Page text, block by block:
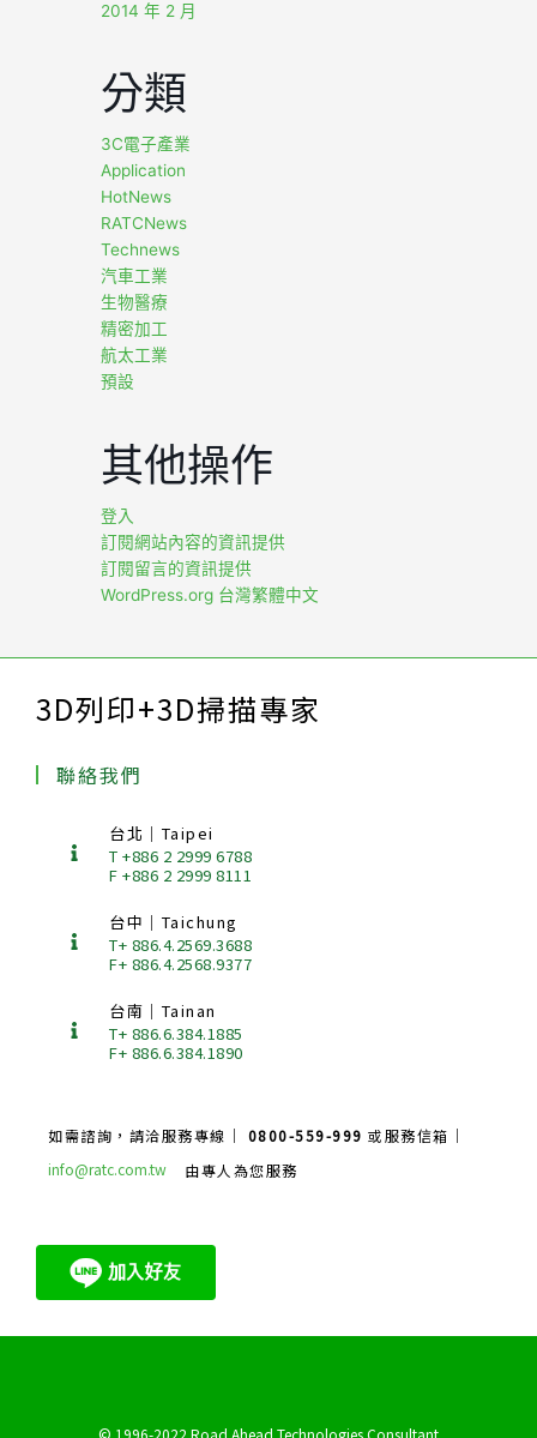
2014 年 2 月
分類
3C電子產業
Application
HotNews
RATCNews
Technews
汽車工業
生物醫療
精密加工
航太工業
預設
其他操作
登入
訂閱網站內容的資訊提供
訂閱留言的資訊提供
WordPress.org 台灣繁體中文
3D列印+3D掃描專家
聯絡我們
台北｜Taipei
T +886 2 2999 6788
F +886 2 2999 8111
台中｜Taichung
T+ 886.4.2569.3688
F+ 886.4.2568.9377
台南｜Tainan
T+ 886.6.384.1885
F+ 886.6.384.1890
如需諮詢，請洽服務專線｜ 0800-559-999 或服務信箱｜
info@ratc.com.tw
由專人為您服務